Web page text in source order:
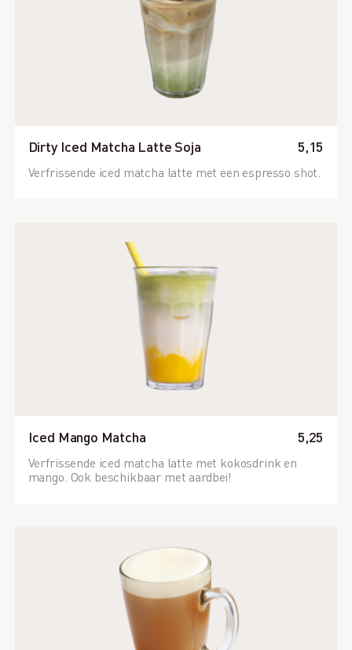
Dirty Iced Matcha Latte Soja 5,15
Verfrissende iced matcha latte met een espresso shot.
Iced Mango Matcha 5,25
Verfrissende iced matcha latte met kokosdrink en
mango. Ook beschikbaar met aardbei!